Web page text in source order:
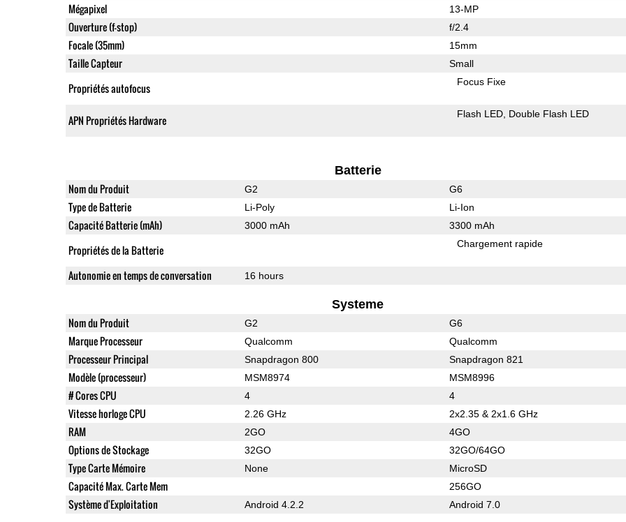
Mégapixel 13-MP
Ouverture (f-stop) f/2.4
Focale (35mm) 15mm
Taille Capteur Small
Propriétés autofocus Focus Fixe
APN Propriétés Hardware Flash LED Double Flash LED
Batterie
Nom du Produit G2 G6
Type de Batterie Li-Poly Li-Ion
Capacité Batterie (mAh) 3000 mAh 3300 mAh
Propriétés de la Batterie Chargement rapide
Autonomie en temps de conversation 16 hours
Systeme
Nom du Produit G2 G6
Marque Processeur Qualcomm Qualcomm
Processeur Principal Snapdragon 800 Snapdragon 821
Modèle (processeur) MSM8974 MSM8996
# Cores CPU 4 4
Vitesse horloge CPU 2.26 GHz 2x2.35 & 2x1.6 GHz
RAM 2GO 4GO
Options de Stockage 32GO 32GO/64GO
Type Carte Mémoire None MicroSD
Capacité Max. Carte Mem 256GO
Système d'Exploitation Android 4.2.2 Android 7.0